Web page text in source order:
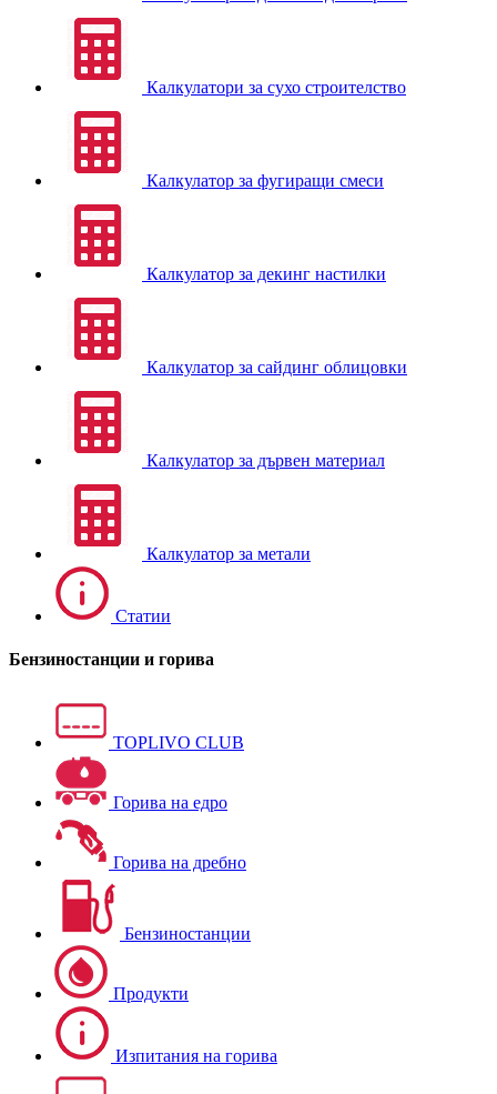
Калкулатори за сухо строителство
Калкулатор за фугиращи смеси
Калкулатор за декинг настилки
Калкулатор за сайдинг облицовки
Калкулатор за дървен материал
Калкулатор за метали
Статии
Бензиностанции и горива
TOPLIVO CLUB
Горива на едро
Горива на дребно
Бензиностанции
Продукти
Изпитания на горива